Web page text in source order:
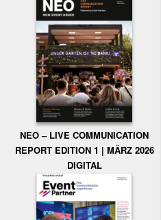
NEO – LIVE COMMUNICATION
REPORT EDITION 1 | MÄRZ 2026
DIGITAL